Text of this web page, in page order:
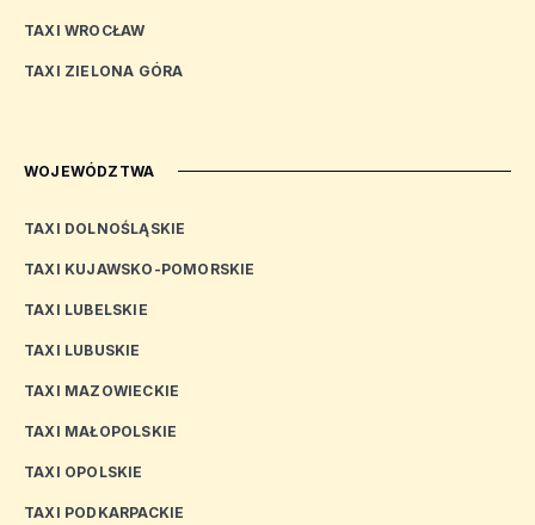
TAXI WROCŁAW
TAXI ZIELONA GÓRA
WOJEWÓDZTWA
TAXI DOLNOŚLĄSKIE
TAXI KUJAWSKO-POMORSKIE
TAXI LUBELSKIE
TAXI LUBUSKIE
TAXI MAZOWIECKIE
TAXI MAŁOPOLSKIE
TAXI OPOLSKIE
TAXI PODKARPACKIE